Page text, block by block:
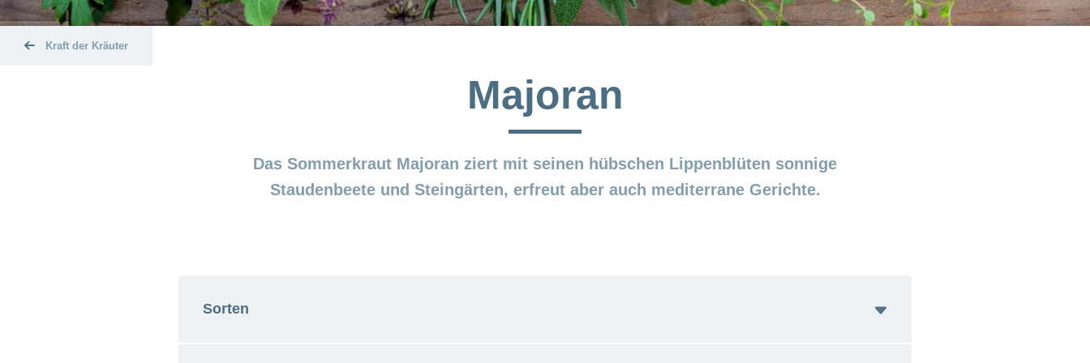
Kraft der Kräuter
Majoran
Das Sommerkraut Majoran ziert mit seinen hübschen Lippenblüten sonnige
Staudenbeete und Steingärten, erfreut aber auch mediterrane Gerichte.
Sorten